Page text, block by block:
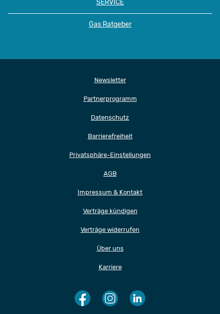
SERVICE
Gas Ratgeber
Newsletter
Partnerprogramm
Datenschutz
Barrierefreiheit
Privatsphäre-Einstellungen
AGB
Impressum & Kontakt
Verträge kündigen
Verträge widerrufen
Über uns
Karriere